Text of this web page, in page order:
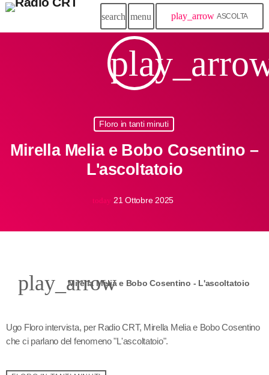
search menu play_arrow ASCOLTA
Floro in tanti minuti
Mirella Melia e Bobo Cosentino –
L'ascoltatoio
today 21 Ottobre 2025
play_arrowMirella Melia e Bobo Cosentino - L'ascoltatoio
Ugo Floro intervista, per Radio CRT, Mirella Melia e Bobo Cosentino
che ci parlano del fenomeno "L'ascoltatoio".